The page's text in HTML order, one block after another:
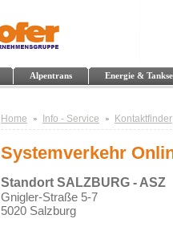
Alpentrans Energie &
Home Info - Service Kontaktfinder
Systemverkehr
Standort SALZBURG - ASZ
Gnigler-Straße 5-7
5020 Salzburg